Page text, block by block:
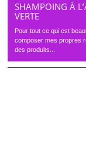
SHAMPOING À
VERTE
Pour tout ce qui est
composer mes propres
des produits...